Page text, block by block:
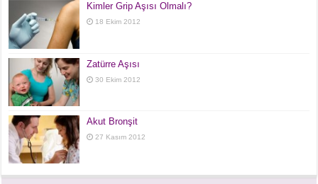
Kimler Grip Aşısı Olmalı?
18 Ekim 2012
Zatürre Aşısı
30 Ekim 2012
Akut Bronşit
27 Kasım 2012